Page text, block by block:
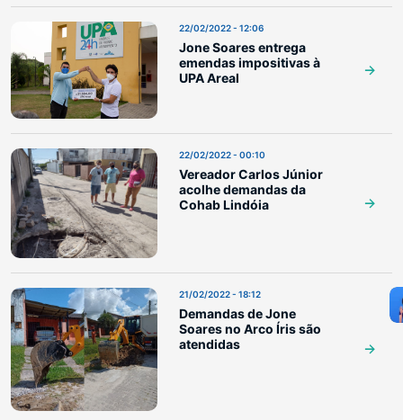
22/02/2022 - 12:06
Jone Soares entrega
emendas impositivas à
UPA Areal
22/02/2022 - 00:10
Vereador Carlos Júnior
acolhe demandas da
Cohab Lindóia
21/02/2022 - 18:12
Demandas de Jone
Soares no Arco Íris são
atendidas